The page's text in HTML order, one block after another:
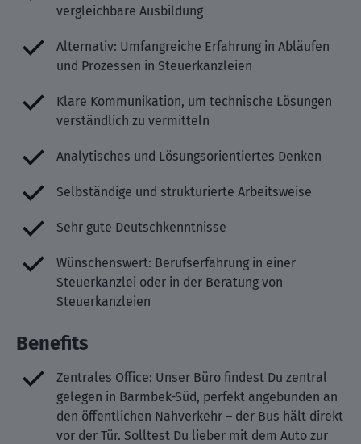
vergleichbare Ausbildung
Alternativ: Umfangreiche Erfahrung in Abläufen
und Prozessen in Steuerkanzleien
Klare Kommunikation, um technische Lösungen
verständlich zu vermitteln
Analytisches und Lösungsorientiertes Denken
Selbständige und strukturierte Arbeitsweise
Sehr gute Deutschkenntnisse
Wünschenswert: Berufserfahrung in einer
Steuerkanzlei oder in der Beratung von
Steuerkanzleien
Benefits
Zentrales Office: Unser Büro findest Du zentral
gelegen in Barmbek-Süd, perfekt angebunden an
den öffentlichen Nahverkehr – der Bus hält direkt
vor der Tür. Solltest Du lieber mit dem Auto zur